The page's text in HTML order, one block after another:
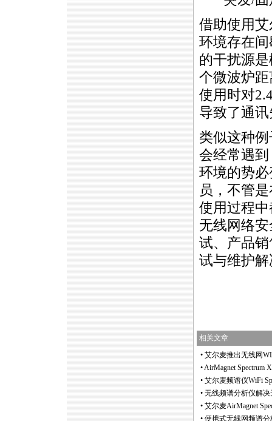
借助使用
环境存在
的干扰源
个微波炉距
使用时对
导致了通
类似这种
会经常遇
环境的势
员，不管
使用过程
无线网络
试、产品
试与维护
相关文章
• 艾尔麦推出无线网
•AirMagnet Spectrum
• 艾尔麦频谱仪WiFi
• 无线频谱分析仪解
• 艾尔麦AirMagnet
• 便携式无线网频谱分